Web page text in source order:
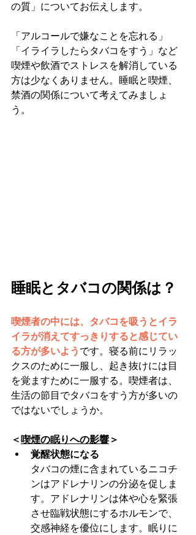
の質」についてお伝えします。
「アルコールで嫌なことを忘れる」
「イライラしたらタバコをすう」など
喫煙や飲酒でストレスを解消している
方は少なくありません。睡眠と喫煙、
禁酒の関係について考えてみましょ
う。
睡眠とタバコの関係は？
喫煙者の中には、タバコを吸うとイラ
イラが消えてすっきりすると感じてい
る方が多いよう です。寝る前にリラッ
クスのために一服し、起き抜けには目
を覚ますために一服する。喫煙者は、
生活の節目でタバコをすう方が多いの
ではないでしょうか。
＜喫煙の眠りへの影響 ＞
覚醒状態になる
タバコの煙に含まれているニコチ
ンはアドレナリンの分泌を促しま
す。アドレナリンは体や心を緊張
させ臨戦状態にするホルモンで、
交感神経を優位にします。眠りに